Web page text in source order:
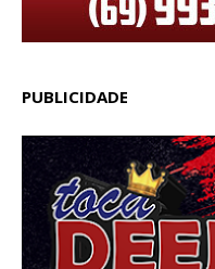
PUBLICIDADE